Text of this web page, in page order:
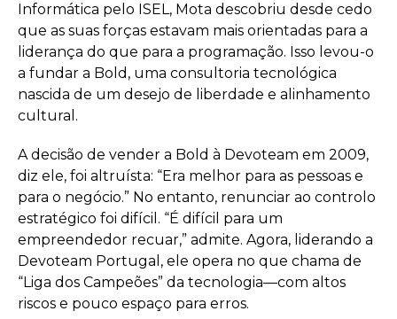
Informática pelo ISEL, Mota descobriu desde cedo
que as suas forças estavam mais orientadas para a
liderança do que para a programação. Isso levou-o
a fundar a Bold, uma consultoria tecnológica
nascida de um desejo de liberdade e alinhamento
cultural.
A decisão de vender a Bold à Devoteam em 2009,
diz ele, foi altruísta: “Era melhor para as pessoas e
para o negócio.” No entanto, renunciar ao controlo
estratégico foi difícil. “É difícil para um
empreendedor recuar,” admite. Agora, liderando a
Devoteam Portugal, ele opera no que chama de
“Liga dos Campeões” da tecnologia—com altos
riscos e pouco espaço para erros.